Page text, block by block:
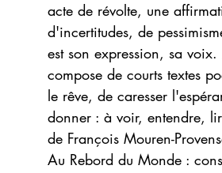
acte de révolte, une
d'incertitudes, de
est son expression, sa
compose de courts textes
le rêve, de caresser
donner : à voir, entendre,
de François Mouren-
Au Rebord du Monde :